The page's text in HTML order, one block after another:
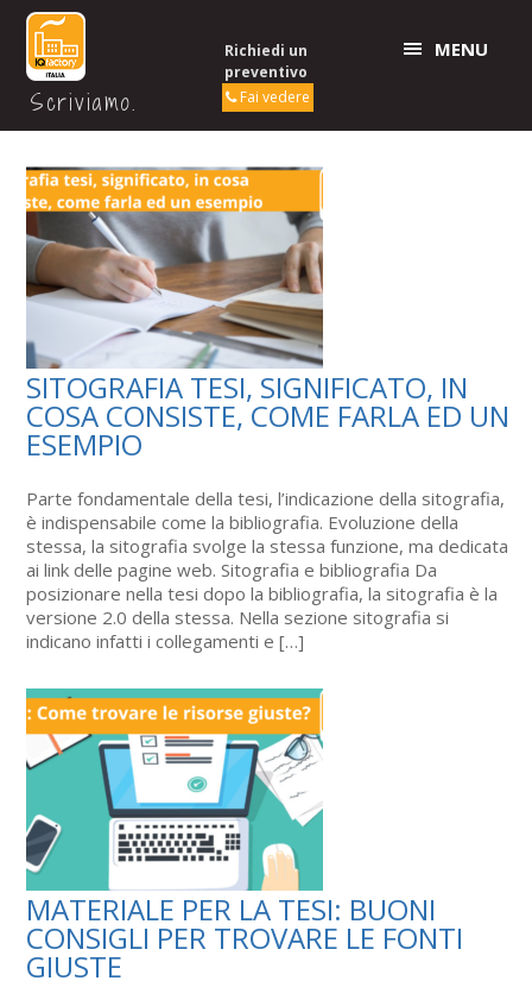
Scriviamo.
MENU
Richiedi un
preventivo
Fai vedere
SITOGRAFIA TESI, SIGNIFICATO, IN
COSA CONSISTE, COME FARLA ED UN
ESEMPIO
Parte fondamentale della tesi, l’indicazione della sitografia,
è indispensabile come la bibliografia. Evoluzione della
stessa, la sitografia svolge la stessa funzione, ma dedicata
ai link delle pagine web. Sitografia e bibliografia Da
posizionare nella tesi dopo la bibliografia, la sitografia è la
versione 2.0 della stessa. Nella sezione sitografia si
indicano infatti i collegamenti e […]
MATERIALE PER LA TESI: BUONI
CONSIGLI PER TROVARE LE FONTI
GIUSTE